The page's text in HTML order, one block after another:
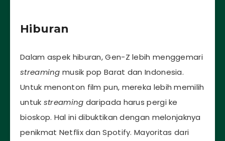
Hiburan
Dalam aspek hiburan, Gen-Z lebih menggemari
streaming musik pop Barat dan Indonesia.
Untuk menonton film pun, mereka lebih memilih
untuk streaming daripada harus pergi ke
bioskop. Hal ini dibuktikan dengan melonjaknya
penikmat Netflix dan Spotify. Mayoritas dari